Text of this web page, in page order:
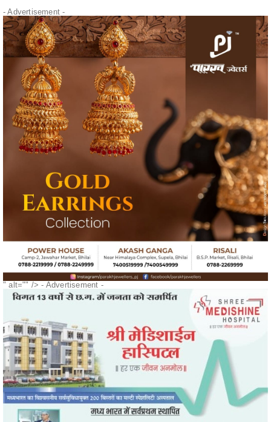
ADS
"
"
खोजें
ADS
- Advertisement -